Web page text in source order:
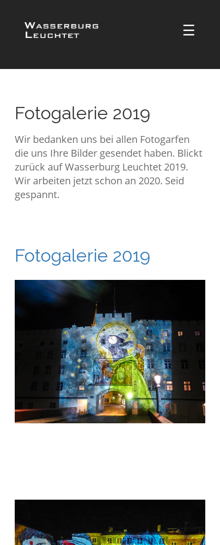
☰
Fotogalerie 2019
Wir bedanken uns bei allen Fotogarfen
die uns Ihre Bilder gesendet haben. Blickt
zurück auf Wasserburg Leuchtet 2019.
Wir arbeiten jetzt schon an 2020. Seid
gespannt.
Fotogalerie 2019